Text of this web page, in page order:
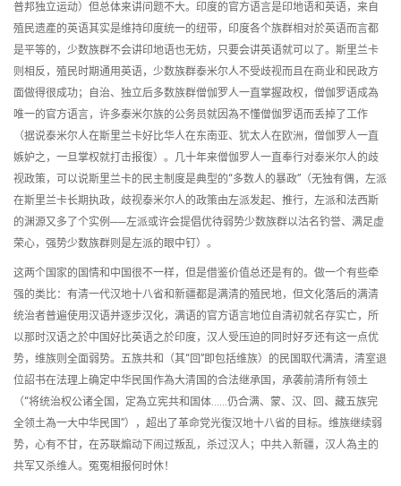
普邦独立运动）但总体来讲问题不大。印度的官方语言是印地语和英语，来自
殖民遗產的英语其实是维持印度统一的纽带，印度各个族群相对於英语而言都
是平等的，少数族群不会讲印地语也无妨，只要会讲英语就可以了。斯里兰卡
则相反，殖民时期通用英语，少数族群泰米尔人不受歧视而且在商业和民政方
面做得很成功；自治、独立后多数族群僧伽罗人一直掌握政权，僧伽罗语成為
唯一的官方语言，许多泰米尔族的公务员就因為不懂僧伽罗语而丢掉了工作
（据说泰米尔人在斯里兰卡好比华人在东南亚、犹太人在欧洲，僧伽罗人一直
嫉妒之，一旦掌权就打击报復）。几十年来僧伽罗人一直奉行对泰米尔人的歧
视政策，可以说斯里兰卡的民主制度是典型的“多数人的暴政”（无独有偶，左派
在斯里兰卡长期执政，歧视泰米尔人的政策由左派发起、推行，左派和法西斯
的渊源又多了个实例──左派或许会提倡优待弱势少数族群以沽名钓誉、满足虚
荣心，强势少数族群则是左派的眼中钉）。
这两个国家的国情和中国很不一样，但是借鉴价值总还是有的。做一个有些牵
强的类比：有清一代汉地十八省和新疆都是满清的殖民地，但文化落后的满清
统治者普遍使用汉语并逐步汉化，满语的官方语言地位自清初就名存实亡，所
以那时汉语之於中国好比英语之於印度，汉人受压迫的同时好歹还有这一点优
势，维族则全面弱势。五族共和（其“回”即包括维族）的民国取代满清，清室退
位詔书在法理上确定中华民国作為大清国的合法继承国，承袭前清所有领土
（“将统治权公诸全国，定為立宪共和国体……仍合满、蒙、汉、回、藏五族完
全领土為一大中华民国”），超出了革命党光復汉地十八省的目标。维族继续弱
势，心有不甘，在苏联煽动下闹过叛乱，杀过汉人；中共入新疆，汉人為主的
共军又杀维人。冤冤相报何时休！